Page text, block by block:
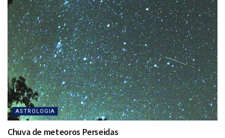
ASTROLOGIA
Chuva de meteoros Perseidas